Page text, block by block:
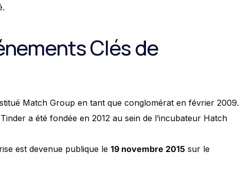
Clés de
Match Group en tant que conglomérat en février 2009.
Tinder a été fondée en 2012 au sein de l’incubateur Hatch
est devenue publique le 19 novembre 2015 sur le